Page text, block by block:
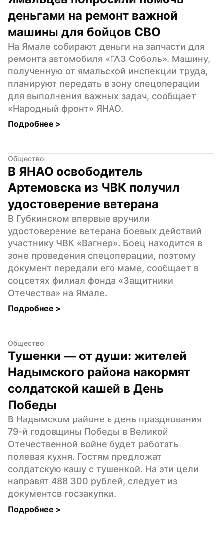
деньгами на ремонт важной
машины для бойцов СВО
На Ямале собирают деньги на запчасти для
ремонта автомобиля «ГАЗ Соболь». Машину,
полученную от ямальской инспекции труда,
планируют передать в зону спецоперации
для выполнения важных задач, сообщает
«Народный фронт» ЯНАО.
Подробнее >
Общество
В ЯНАО освободитель
Артемовска из ЧВК получил
удостоверение ветерана
В Губкинском впервые вручили
удостоверение ветерана боевых действий
участнику ЧВК «Вагнер». Боец находится в
зоне проведения спецоперации, поэтому
документ передали его маме, сообщает в
соцсетях филиал фонда «Защитники
Отечества» на Ямале.
Подробнее >
Общество
Тушенки — от души: жителей
Надымского района накормят
солдатской кашей в День
Победы
В Надымском районе в день празднования
79-й годовщины Победы в Великой
Отечественной войне будет работать
полевая кухня. Гостям предложат
солдатскую кашу с тушенкой. На эти цели
направят 488 300 рублей, следует из
документов госзакупки.
Подробнее >